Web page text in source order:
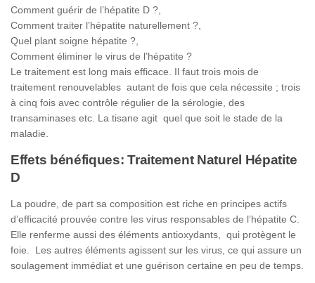
Comment guérir de l’hépatite D ?,
Comment traiter l’hépatite naturellement ?,
Quel plant soigne hépatite ?,
Comment éliminer le virus de l’hépatite ?
Le traitement est long mais efficace. Il faut trois mois de
traitement renouvelables autant de fois que cela nécessite ; trois
à cinq fois avec contrôle régulier de la sérologie, des
transaminases etc. La tisane agit quel que soit le stade de la
maladie.
Effets bénéfiques: Traitement Naturel Hépatite
D
La poudre, de part sa composition est riche en principes actifs
d’efficacité prouvée contre les virus responsables de l’hépatite C.
Elle renferme aussi des éléments antioxydants, qui protègent le
foie. Les autres éléments agissent sur les virus, ce qui assure un
soulagement immédiat et une guérison certaine en peu de temps.